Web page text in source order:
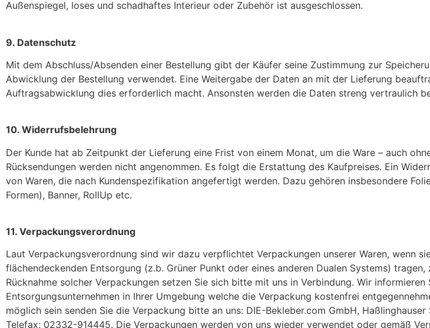
Außenspiegel, loses und schadhaftes Interieur oder Zubehör ist ausgeschlossen.
9. Datenschutz
Mit dem Abschluss/Absenden einer Bestellung gibt der Käufer seine Zustimmung zur
Abwicklung der Bestellung verwendet. Eine Weitergabe der Daten an mit der Lieferung
Auftragsabwicklung dies erforderlich macht. Ansonsten werden die Daten streng vertraulich
10. Widerrufsbelehrung
Der Kunde hat ab Zeitpunkt der Lieferung eine Frist von einem Monat, um die Ware – auch
Rücksendungen werden nicht angenommen. Es folgt die Erstattung des Kaufpreises. Ein
von Waren, die nach Kundenspezifikation angefertigt werden. Dazu gehören insbesondere
Formen), Banner, RollUp etc.
11. Verpackungsverordnung
Laut Verpackungsverordnung sind wir dazu verpflichtet Verpackungen unserer Waren, wenn
flächendeckenden Entsorgung (z.b. Grüner Punkt oder eines anderen Dualen Systems)
Rücknahme solcher Verpackungen setzen Sie sich bitte mit uns in Verbindung. Wir informieren
Entsorgungsunternehmen in Ihrer Umgebung welche die Verpackung kostenfrei
möglich sein senden Sie die Verpackung bitte an uns: DIE-Bekleber.com GmbH,
Telefax: 02332-914445. Die Verpackungen werden von uns wieder verwendet oder gemäß